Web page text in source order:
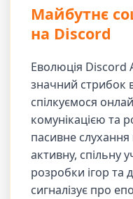
Майбутнє
на Discord
Еволюція Discord
значний стрибок
спілкуємося
комунікацією та
пасивне
активну, спільну
розробки ігор та
сигналізує про